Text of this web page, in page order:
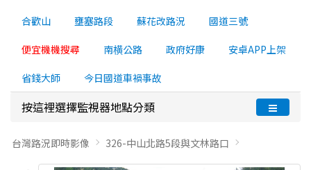
合歡山 壅塞路段 蘇花改路況 國道三號
便宜機機搜尋 南横公路 政府好康 安卓APP上架
省錢大師 今日國道車禍事故
按這裡選擇監視器地點分類
台灣路況即時影像 326-中山北路5段與文林路口